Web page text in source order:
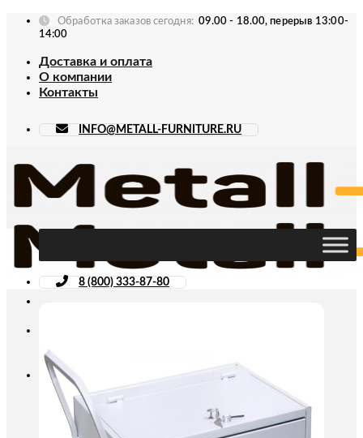
Skip
Обработка заказов сегодня: 09.00 - 18.00, перерыв 13:00-
14:00
Доставка и оплата
О компании
Контакты
INFO@METALL-FURNITURE.RU
8 (800) 333-87-80